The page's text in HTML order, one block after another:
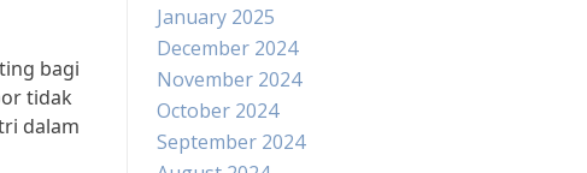
bagi
tidak
dalam
January 2025
December 2024
November 2024
October 2024
September 2024